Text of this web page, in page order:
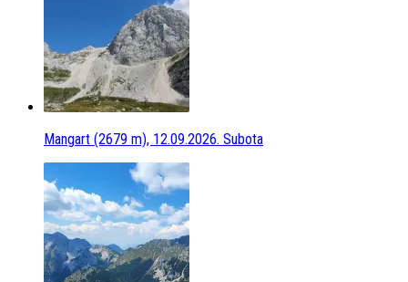
Mangart (2679 m), 12.09.2026. Subota